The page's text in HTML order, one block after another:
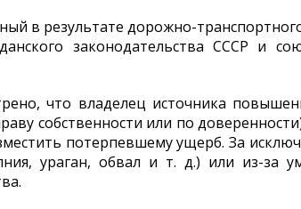
в результате дорожно-
законодательства СССР и
что владелец источника
собственности или по
потерпевшему ущерб. За
ураган, обвал и т. д.) или из-за